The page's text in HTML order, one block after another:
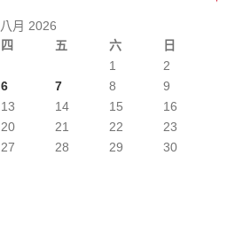
八月 2026
四 五 六 日
1
2
6 7 8
9
13 14 15
16
20 21 22
23
27 28 29
30